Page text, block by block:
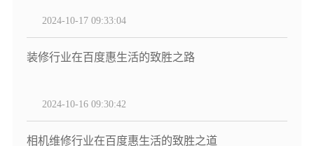
2024-10-17 09:33:04
装修行业在百度惠生活的致胜之路
2024-10-16 09:30:42
相机维修行业在百度惠生活的致胜之道